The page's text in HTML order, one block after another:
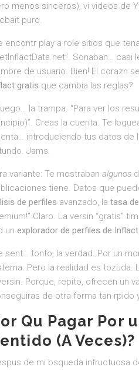
menos sinceros), vi videos de
puro.
encontr play a role sitios que
Sonaban…
de usuario. Bien! El corazn
gratis que cambia las reglas?
la trampa. “Para ver los
Creas la cuenta. Te
introduciendo tus datos de
Jams.
variante: Te mostraban algunos
tiene. Datos que
de perfiles avanzado, la tasa
Claro. La versin “gratis”
un explorador de perfiles de
sent… tonto, la verdad. Por un
Pero la realidad es tozuda.
Porque, repito, ofrecen un
de otra forma tan rpido
Qu Pagar Por
(A Veces)?
de mi bsqueda infructuosa